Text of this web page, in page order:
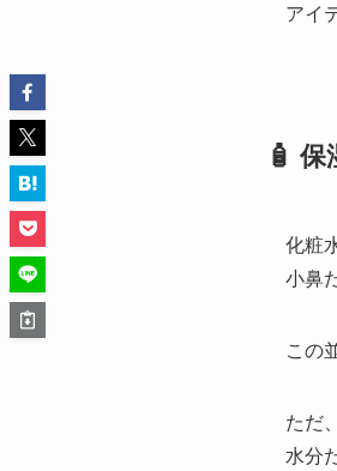
アイ
🧴
化粧
小鼻
この
ただ
水分